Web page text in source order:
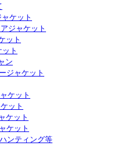
ケット
ジャケット
ット
ト
ン
ジャケット
ケット
ット
ケット
ケット
ンティング等